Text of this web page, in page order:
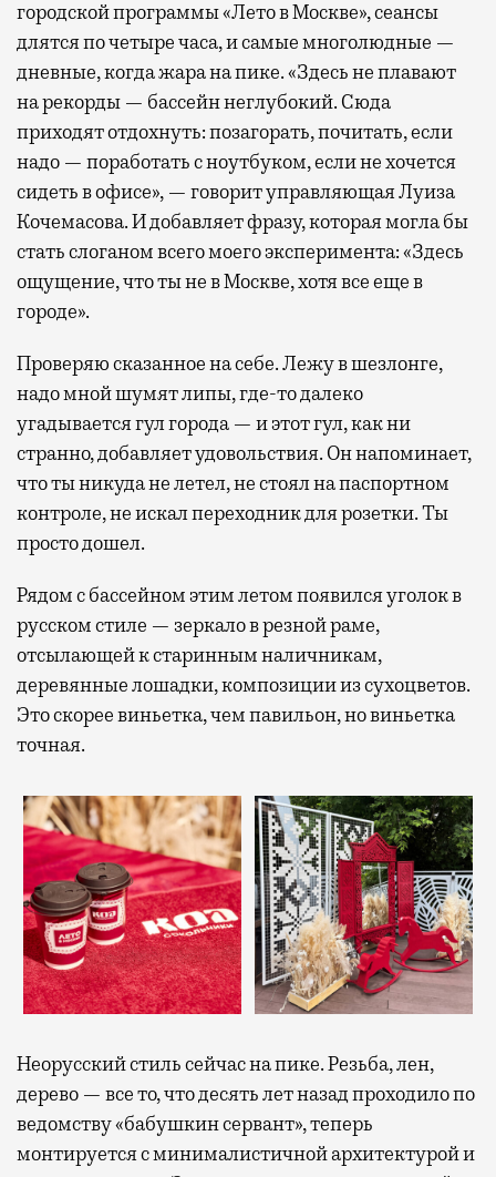
городской программы «Лето в Москве», сеансы
длятся по четыре часа, и самые многолюдные —
дневные, когда жара на пике. «Здесь не плавают
на рекорды — бассейн неглубокий. Сюда
приходят отдохнуть: позагорать, почитать, если
надо — поработать с ноутбуком, если не хочется
сидеть в офисе», — говорит управляющая Луиза
Кочемасова. И добавляет фразу, которая могла бы
стать слоганом всего моего эксперимента: «Здесь
ощущение, что ты не в Москве, хотя все еще в
городе».
Проверяю сказанное на себе. Лежу в шезлонге,
надо мной шумят липы, где-то далеко
угадывается гул города — и этот гул, как ни
странно, добавляет удовольствия. Он напоминает,
что ты никуда не летел, не стоял на паспортном
контроле, не искал переходник для розетки. Ты
просто дошел.
Рядом с бассейном этим летом появился уголок в
русском стиле — зеркало в резной раме,
отсылающей к старинным наличникам,
деревянные лошадки, композиции из сухоцветов.
Это скорее виньетка, чем павильон, но виньетка
точная.
Неорусский стиль сейчас на пике. Резьба, лен,
дерево — все то, что десять лет назад проходило по
ведомству «бабушкин сервант», теперь
монтируется с минималистичной архитектурой и